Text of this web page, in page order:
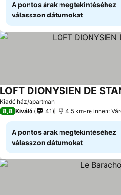
A pontos árak megtekintéséhez
válasszon dátumokat
Kiadó ház/apartman
LOFT DIONYSIEN DE
8,8 Kiváló 41 4.5 km-re innen:
A pontos árak megtekintéséhez
válasszon dátumokat